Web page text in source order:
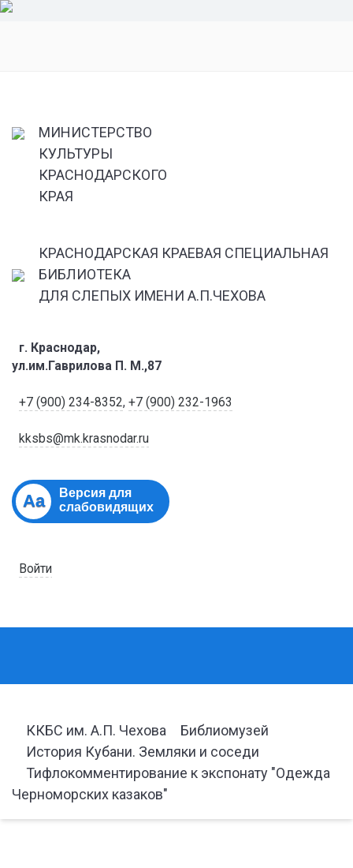
МИНИСТЕРСТВО
КУЛЬТУРЫ
КРАСНОДАРСКОГО
КРАЯ
КРАСНОДАРСКАЯ КРАЕВАЯ СПЕЦИАЛЬНАЯ
БИБЛИОТЕКА
ДЛЯ СЛЕПЫХ ИМЕНИ А.П.ЧЕХОВА
г. Краснодар,
ул.им.Гаврилова П. М.,87
+7 (900) 234-8352, +7 (900) 232-1963
kksbs@mk.krasnodar.ru
Aa
Версия для
слабовидящих
Войти
ККБС им. А.П. Чехова
Библиомузей
История Кубани. Земляки и соседи
Тифлокомментирование к экспонату "Одежда
Черноморских казаков"